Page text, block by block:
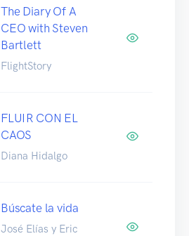
The Diary Of A
CEO with Steven
Bartlett
FlightStory
FLUIR CON EL
CAOS
Diana Hidalgo
Búscate la vida
José Elías y Eric